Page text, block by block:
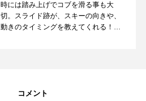
時には踏み上げでコブを滑る事も大
切。スライド跡が、スキーの向きや、
動きのタイミングを教えてくれる！
コメント